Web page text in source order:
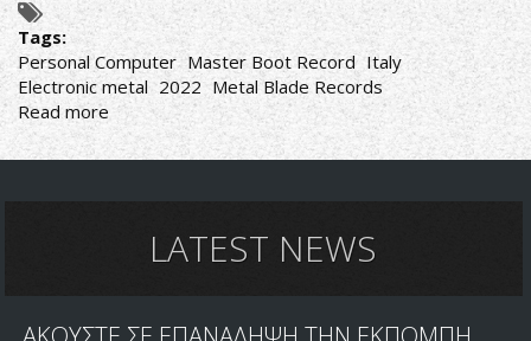
Tags:
Personal Computer Master Boot Record Italy
Electronic metal 2022 Metal Blade Records
Read more about
Master
Boot
Computer
LATEST NEWS